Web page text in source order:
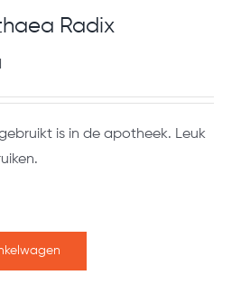
Radix
is in de apotheek. Leuk